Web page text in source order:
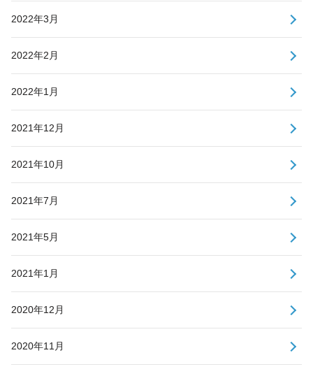
2022年3月
2022年2月
2022年1月
2021年12月
2021年10月
2021年7月
2021年5月
2021年1月
2020年12月
2020年11月